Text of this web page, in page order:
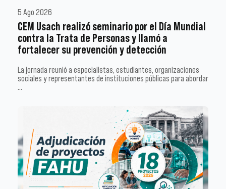
5 Ago 2026
CEM Usach realizó seminario por el Día Mundial
contra la Trata de Personas y llamó a
fortalecer su prevención y detección
La jornada reunió a especialistas, estudiantes, organizaciones
sociales y representantes de instituciones públicas para abordar
…